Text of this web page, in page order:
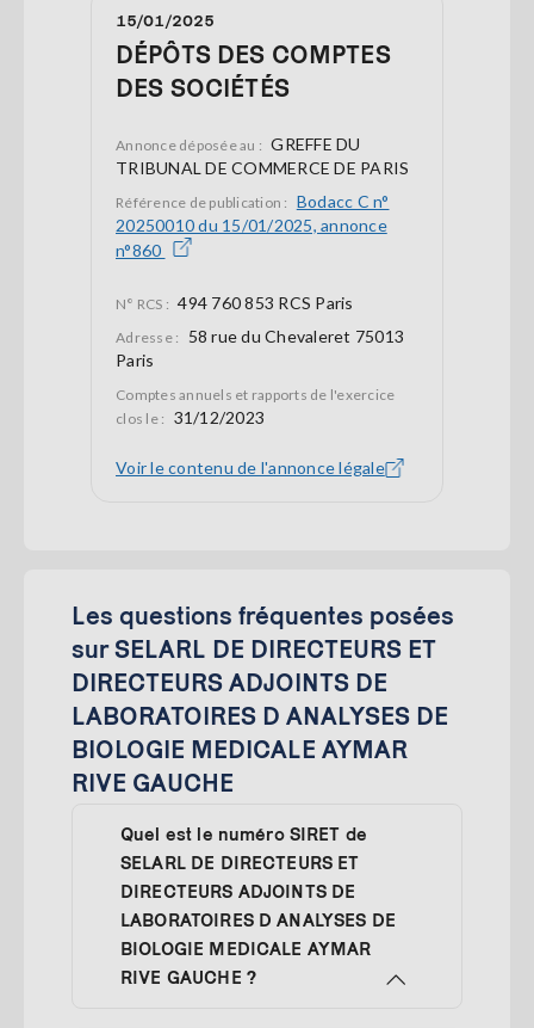
15/01/2025
DÉPÔTS DES COMPTES
DES SOCIÉTÉS
Annonce déposée au : GREFFE DU
TRIBUNAL DE COMMERCE DE PARIS
Référence de publication : Bodacc C n°
20250010 du 15/01/2025, annonce
n°860
N° RCS : 494 760 853 RCS Paris
Adresse :
58 rue du Chevaleret 75013
Paris
Comptes annuels et rapports de l'exercice
clos le : 31/12/2023
Voir le contenu de l'annonce légale
Les questions fréquentes posées
sur SELARL DE DIRECTEURS ET
DIRECTEURS ADJOINTS DE
LABORATOIRES D ANALYSES DE
BIOLOGIE MEDICALE AYMAR
RIVE GAUCHE
Quel est le numéro SIRET de
SELARL DE DIRECTEURS ET
DIRECTEURS ADJOINTS DE
LABORATOIRES D ANALYSES DE
BIOLOGIE MEDICALE AYMAR
RIVE GAUCHE ?